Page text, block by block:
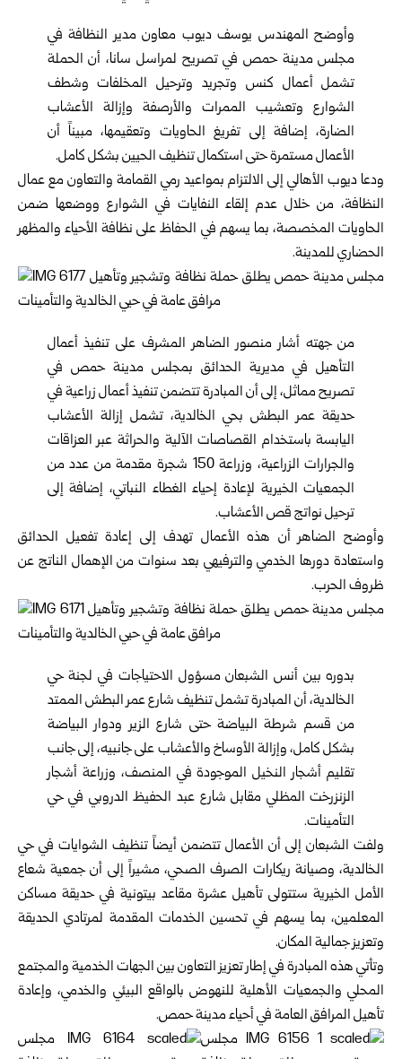
وأوضح المهندس يوسف ديوب معاون مدير النظافة في
مجلس مدينةحمص في تصريح لمراسل سانا، أن الحملة
تشمل أعمال كنس وتجريد وترحيل المخلفات وشطف
الشوارع وتعشيب الممرات والأرصفة وإزالة الأعشاب
الضارة، إضافة إلى تفريغ الحاويات وتعقيمها، مبيناً أن
الأعمال مستمرة حتى استكمال تنظيف الحيين بشكل كامل.
ودعا ديوب الأهالي إلى الالتزام بمواعيد رمي القمامة والتعاون مع عمال
النظافة، من خلال عدم إلقاء النفايات في الشوارع ووضعها ضمن
الحاويات المخصصة، بما يسهم في الحفاظ على نظافة الأحياء والمظهر
الحضاري للمدينة.
من جهته أشار منصور الضاهر المشرف على تنفيذ أعمال
التأهيل في مديرية الحدائق بمجلس مدينة حمص في
تصريح مماثل، إلى أن المبادرة تتضمن تنفيذ أعمال زراعية في
حديقة عمر البطش بحي الخالدية، تشمل إزالة الأعشاب
اليابسة باستخدام القصاصات الآلية والحراثة عبر العزاقات
والجرارات الزراعية، وزراعة 150 شجرة مقدمة من عدد من
الجمعيات الخيرية لإعادة إحياء الغطاء النباتي، إضافة إلى
ترحيل نواتج قص الأعشاب.
وأوضح الضاهر أن هذه الأعمال تهدف إلى إعادة تفعيل الحدائق
واستعادة دورها الخدمي والترفيهي بعد سنوات من الإهمال الناتج عن
ظروف الحرب.
بدوره بين أنس الشبعان مسؤول الاحتياجات في لجنة حي
الخالدية، أن المبادرة تشمل تنظيف شارع عمر البطش الممتد
من قسم شرطة البياضة حتى شارع الزير ودوار البياضة
بشكل كامل، وإزالة الأوساخ والأعشاب على جانبيه، إلى جانب
تقليم أشجار النخيل الموجودة في المنصف، وزراعة أشجار
الزنزرخت المظلي مقابل شارع عبد الحفيظ الدروبي في حي
التأمينات.
ولفت الشبعان إلى أن الأعمال تتضمن أيضاً تنظيف الشوايات في حي
الخالدية، وصيانة ريكارات الصرف الصحي، مشيراً إلى أن جمعية شعاع
الأمل الخيرية ستتولى تأهيل عشرة مقاعد بيتونية في حديقة مساكن
المعلمين، بما يسهم في تحسين الخدمات المقدمة لمرتادي الحديقة
وتعزيز جمالية المكان.
وتأتي هذه المبادرة في إطار تعزيز التعاون بين الجهات الخدمية والمجتمع
المحلي والجمعيات الأهلية للنهوض بالواقع البيئي والخدمي، وإعادة
تأهيل المرافق العامة في أحياء مدينة حمص.